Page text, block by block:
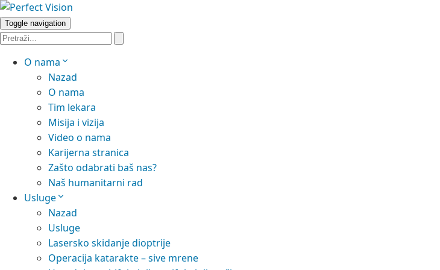
Toggle navigation
O nama
Nazad
O nama
Tim lekara
Misija i vizija
Video o nama
Karijerna stranica
Zašto odabrati baš nas?
Naš humanitarni rad
Usluge
Nazad
Usluge
Lasersko skidanje dioptrije
Operacija katarakte – sive mrene